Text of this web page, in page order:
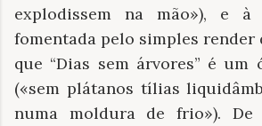
explodissem na mão»), e à
fomentada pelo simples render
que “Dias sem árvores” é um
(«sem plátanos tílias
numa moldura de frio»).